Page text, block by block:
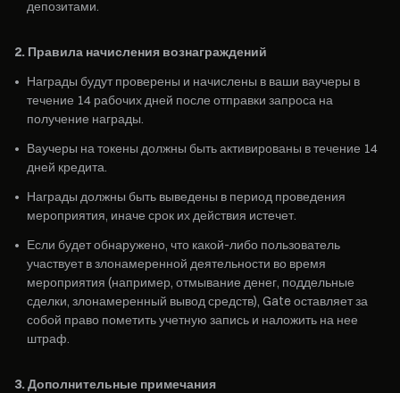
депозитами.
2. Правила начисления вознаграждений
• Награды будут проверены и начислены в ваши ваучеры в
течение 14 рабочих дней после отправки запроса на
получение награды.
• Ваучеры на токены должны быть активированы в течение 14
дней кредита.
• Награды должны быть выведены в период проведения
мероприятия, иначе срок их действия истечет.
• Если будет обнаружено, что какой-либо пользователь
участвует в злонамеренной деятельности во время
мероприятия (например, отмывание денег, поддельные
сделки, злонамеренный вывод средств), Gate оставляет за
собой право пометить учетную запись и наложить на нее
штраф.
3. Дополнительные примечания